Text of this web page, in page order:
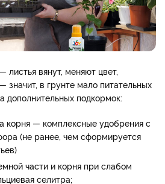
вянут, меняют цвет,
значит, в грунте мало питательных
дополнительных подкормок:
корня — комплексные удобрения с
(не ранее, чем сформируется
части и корня при слабом
селитра;